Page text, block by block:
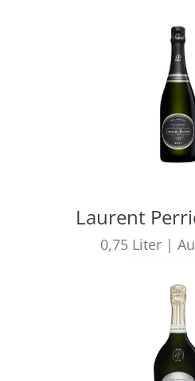
Laurent
0,75 Liter |